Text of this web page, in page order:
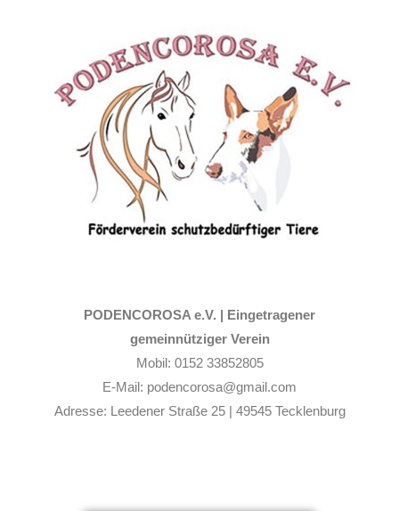
PODENCOROSA e.V. | Eingetragener
gemeinnütziger Verein
Mobil: 0152 33852805
E-Mail: podencorosa@gmail.com
Adresse: Leedener Straße 25 | 49545 Tecklenburg